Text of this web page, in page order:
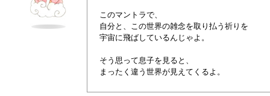
このマントラで、
自分と、この世界の雑念を取り払う祈りを
宇宙に飛ばしているんじゃよ。
そう思って息子を見ると、
まったく違う世界が見えてくるよ。